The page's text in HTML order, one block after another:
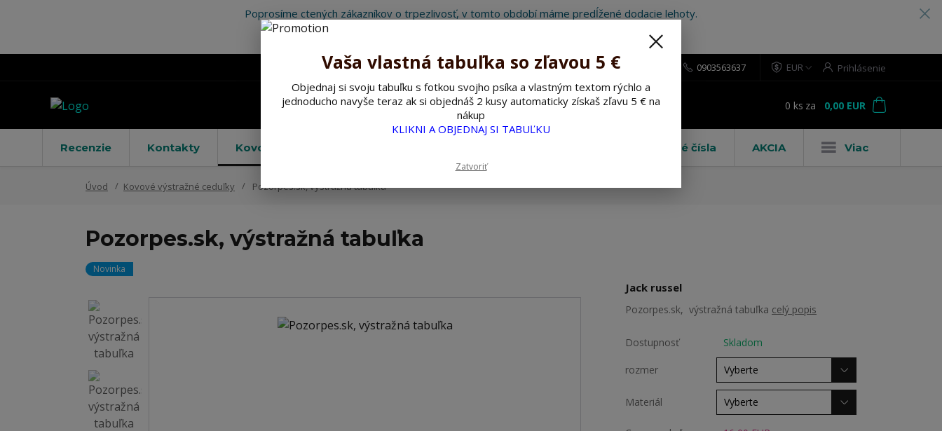
Poprosíme ctených zákazníkov o trpezlivosť, v tomto období máme predĺžené dodacie lehoty.
EUR Prihlásenie
Hľadať
0903563637
0 ks za 0,00 EUR
Recenzie Kontakty Kovové výstražné ceduľky Domové čísla AKCIA Viac
Úvod Kovové výstražné ceduľky Pozorpes.sk, výstražná tabuľka
Pozorpes.sk, výstražná tabuľka
Novinka
Jack russel
Pozorpes.sk, výstražná tabuľka celý popis
Dostupnosť Skladom
rozmer
Materiál
Vaša vlastná tabuľka so zľavou 5 €
Objednaj si svoju tabuľku s fotkou svojho psíka a vlastným textom rýchlo a
jednoducho navyše teraz ak si objednáš 2 kusy automaticky získaš zľavu 5 € na
nákup
KLIKNI A OBJEDNAJ SI TABUĽKU
Zatvoriť